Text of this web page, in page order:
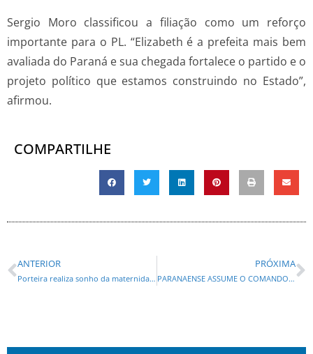
Sergio Moro classificou a filiação como um reforço
importante para o PL. “Elizabeth é a prefeita mais bem
avaliada do Paraná e sua chegada fortalece o partido e o
projeto político que estamos construindo no Estado”,
afirmou.
COMPARTILHE
ANTERIOR
Porteira realiza sonho da maternidade por adoção e recebe apoio especial do sindicato
PRÓXIMA
PARANAENSE ASSUME O COMANDO DO FI-FGTS